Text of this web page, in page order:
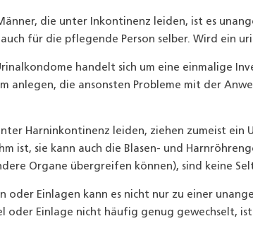
die unter Inkontinenz leiden, ist es
für die pflegende Person selber. Wird ein
handelt sich um eine einmalige
anlegen, die ansonsten Probleme mit der
Harninkontinenz leiden, ziehen zumeist
ist, sie kann auch die Blasen- und
Organe übergreifen können), sind keine
oder Einlagen kann es nicht nur zu einer
oder Einlage nicht häufig genug gewechselt,